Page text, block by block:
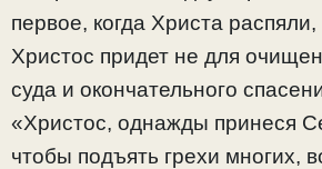
первое, когда Христа распяли,
Христос придет не для
суда и окончательного
«Христос, однажды принеся
чтобы подъять грехи многих,